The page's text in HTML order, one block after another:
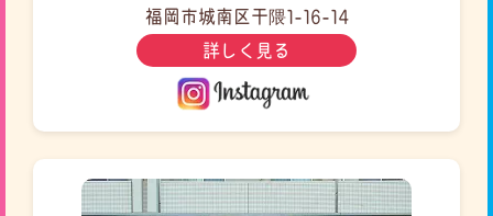
福岡市城南区干隈1-16-14
詳しく見る